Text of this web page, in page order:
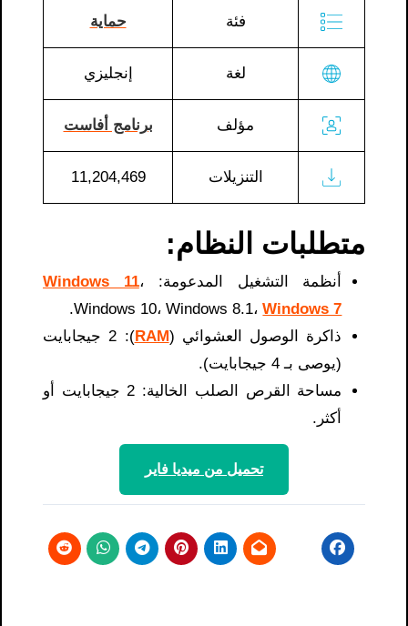
فئة حماية
لغة إنجليزي
مؤلف برنامج أفاست
التنزيلات 11,204,469
متطلبات النظام:
أنظمة التشغيل المدعومة: Windows 11،
Windows 10، Windows 8.1،Windows 7
.
ذاكرة الوصول العشوائي (RAM
): 2 جيجابايت
(يوصى بـ 4 جيجابايت).
مساحة القرص الصلب الخالية: 2 جيجابايت أو
أكثر.
تحميل من ميديا ​​فاير